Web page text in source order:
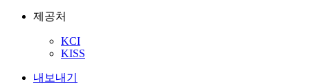
제공처
KCI
KISS
내보내기